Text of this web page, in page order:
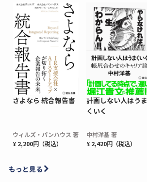
さよなら 統合報告書
ウィルズ・パンハウス 著
¥ 2,200円（税込）
計画しない人はうま
くいく
中村洋基 著
¥ 2,420円（税込）
もっと見る